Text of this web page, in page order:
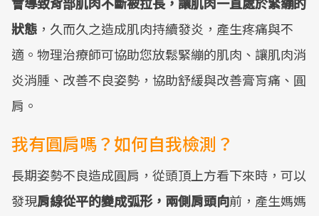
狀態 ，久而久之造成肌肉持續發炎，產生疼痛與不
適。物理治療師可協助您放鬆緊繃的肌肉、讓肌肉消
炎消腫、改善不良姿勢，協助舒緩與改善膏肓痛、圓
肩。
我有圓肩嗎？如何自我檢測？
長期姿勢不良造成圓肩，從頭頂上方看下來時，可以
發現肩線從平的變成弧形，兩側肩頭向前，產生媽媽